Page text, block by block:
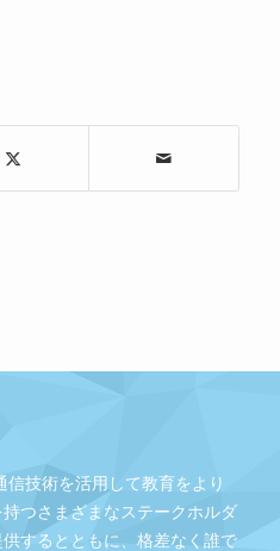
技術を活用して教育をより
つさまざまなステークホルダ
するとともに、格差なく誰で